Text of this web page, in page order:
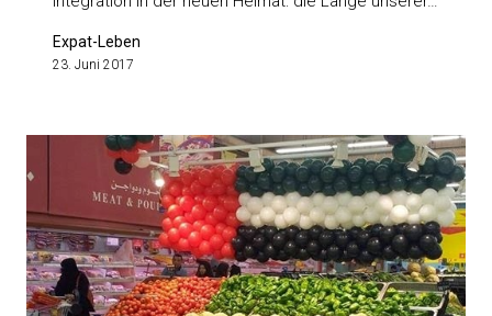
Expat-Leben
23. Juni 2017